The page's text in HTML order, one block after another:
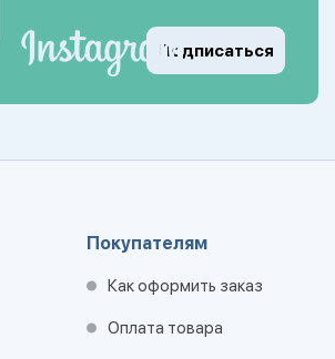
Подписаться
Покупателям
Как оформить заказ
Оплата товара